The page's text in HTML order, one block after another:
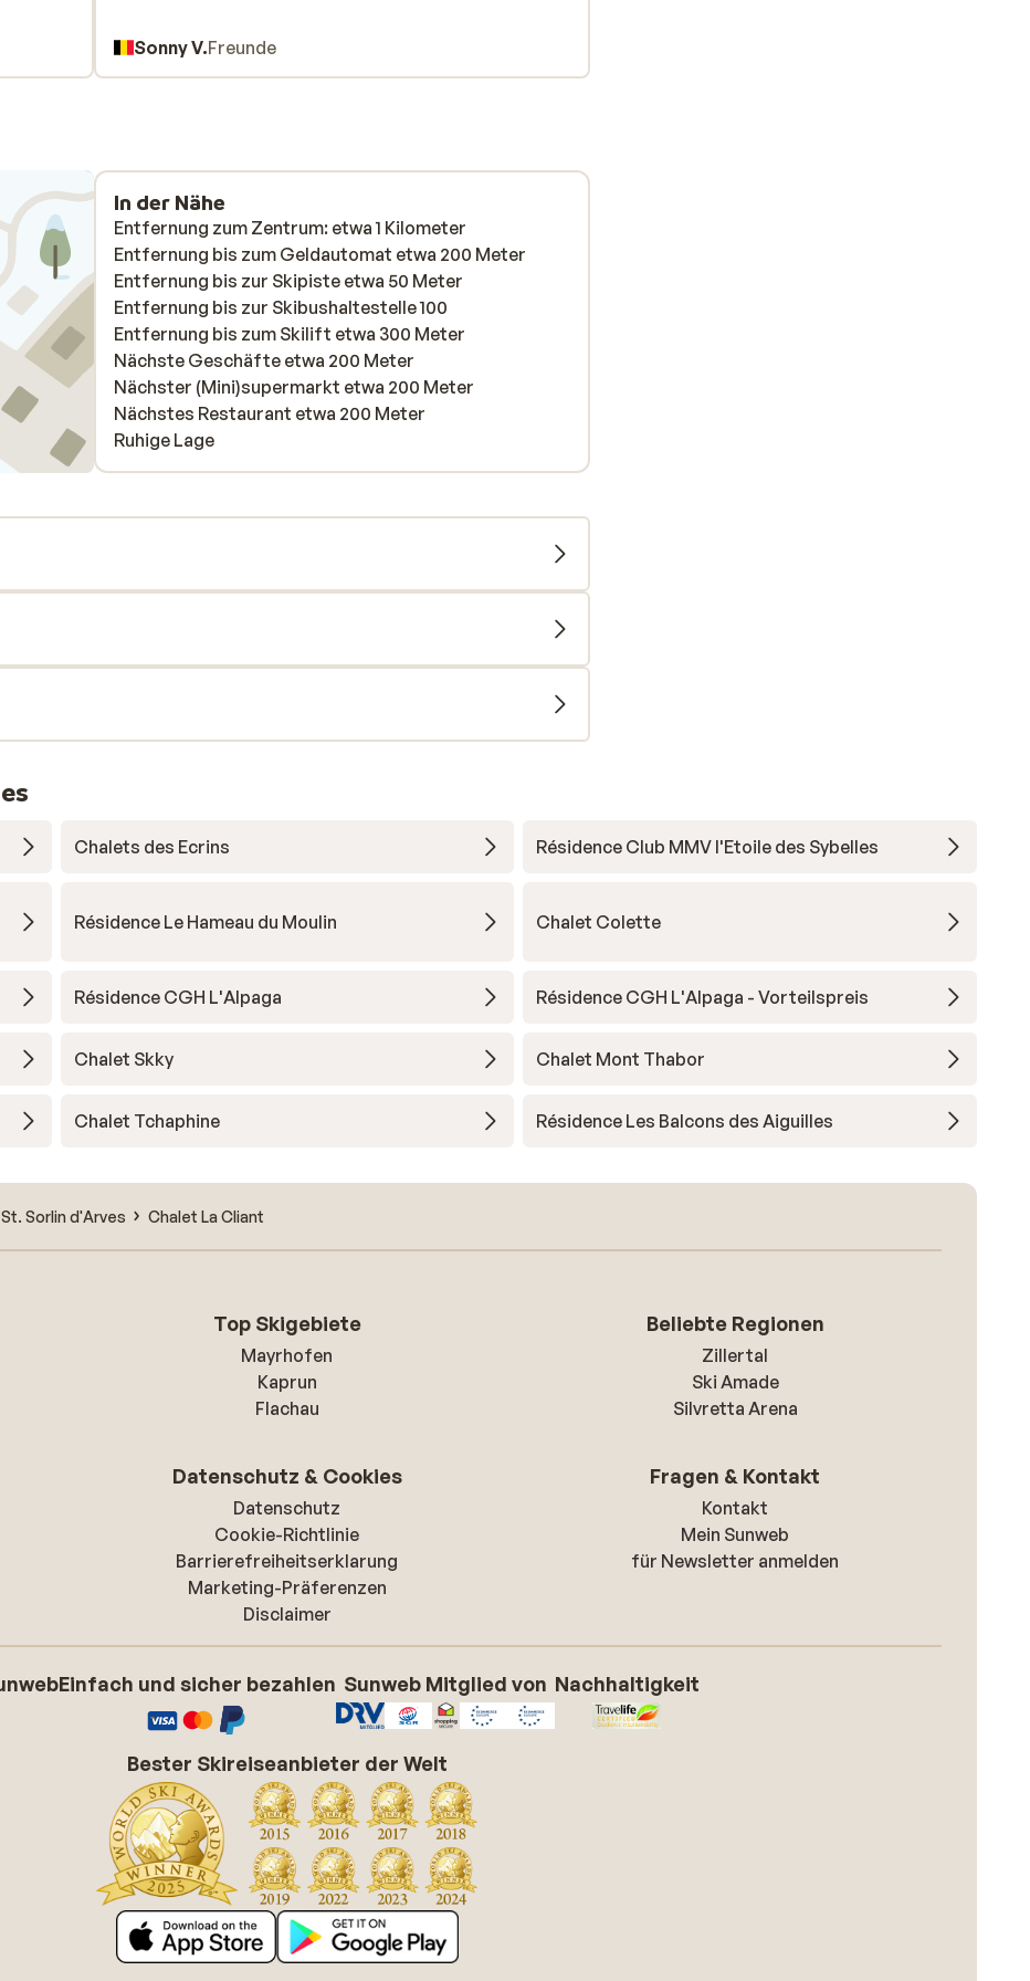
Sonny V.Freunde
In der Nähe
Entfernung zum Zentrum: etwa 1 Kilometer
Entfernung bis zum Geldautomat etwa 200 Meter
Entfernung bis zur Skipiste etwa 50 Meter
Entfernung bis zur Skibushaltestelle 100
Entfernung bis zum Skilift etwa 300 Meter
Nächste Geschäfte etwa 200 Meter
Nächster (Mini)supermarkt etwa 200 Meter
Nächstes Restaurant etwa 200 Meter
Ruhige Lage
Chalets des Ecrins Résidence Club MMV l'Etoile des Sybelles
Résidence Le Hameau du Moulin Chalet Colette
Résidence CGH L'Alpaga Résidence CGH L'Alpaga - Vorteilspreis
Chalet Skky Chalet Mont Thabor
Chalet Tchaphine Résidence Les Balcons des Aiguilles
St. Sorlin d'Arves Chalet La Cliant
Top Skigebiete
Mayrhofen
Kaprun
Flachau
Beliebte Regionen
Zillertal
Ski Amade
Silvretta Arena
Datenschutz & Cookies
Datenschutz
Cookie-Richtlinie
Barrierefreiheitserklarung
Marketing-Präferenzen
Disclaimer
Fragen & Kontakt
Kontakt
Mein Sunweb
für Newsletter anmelden
Einfach und sicher bezahlen Sunweb Mitglied von Nachhaltigkeit
Bester Skireiseanbieter der Welt